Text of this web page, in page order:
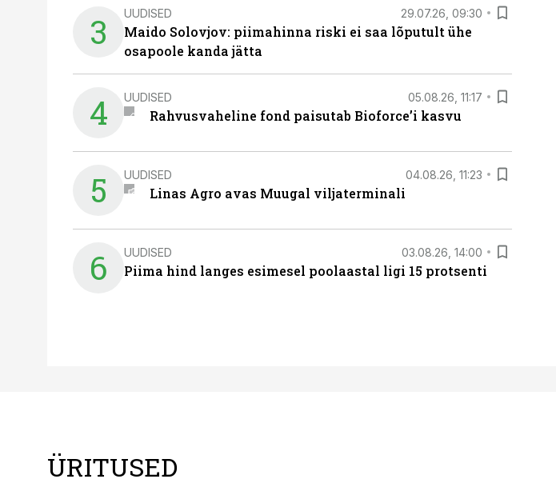
3 UUDISED 29.07.26, 09:30
Maido Solovjov: piimahinna riski ei saa lõputult ühe
osapoole kanda jätta
4 UUDISED 05.08.26, 11:17
Rahvusvaheline fond paisutab Bioforce’i kasvu
5 UUDISED 04.08.26, 11:23
Linas Agro avas Muugal viljaterminali
6 UUDISED 03.08.26, 14:00
Piima hind langes esimesel poolaastal ligi 15 protsenti
ÜRITUSED